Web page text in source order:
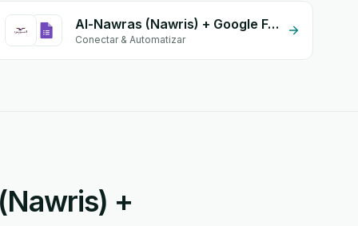
Al-Nawras (Nawris) + Google Form Integration
Conectar & Automatizar
+